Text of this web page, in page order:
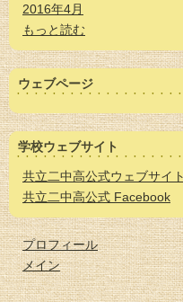
2016年4月
もっと読む
ウェブページ
学校ウェブサイト
共立二中高公式ウェブサイト
共立二中高公式 Facebook
プロフィール
メイン